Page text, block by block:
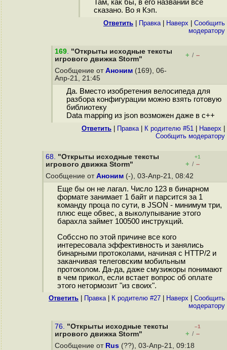
Там, как бы, в его названии все
сказано. Во я Кэп.
Ответить Правка| Наверх
Cообщить
модератору
169. "Открыты исходные тексты
игрового движка Storm"
+ / –
Сообщение от Аноним (169), 06-
Апр-21, 21:45
Да. Вместо изобретения велосипеда для
разбора конфигурации можно взять готовую
библиотеку
Data mapping из json возможен даже в c++
Ответить Правка| К родителю #51 Наверх
Cообщить модератору
68. "Открыты исходные тексты
игрового движка Storm"
+1
+ / –
Сообщение от Аноним (-), 03-Апр-21, 08:42
Еще бы он не лагал. Число 123 в бинарном
формате занимает 1 байт и парсится за 1
команду проца по сути, в JSON - минимум три,
плюс еще обвес, а выколупывание этого
барахла займет 100500 инструкций.
Собссно по этой причине все кого
интересовала эффективность и занялись
бинарными протоколами, начиная с HTTP/2 и
заканчивая телеговским мобильным
протоколом. Да-да, даже смузижоры понимают
в чем прикол, если встает вопрос об оплате
этого нетормозит "из своих".
Ответить Правка| К родителю #27 Наверх
Cообщить
модератору
76. "Открыты исходные тексты
игрового движка Storm"
–1
+ / –
Сообщение от Rus (??), 03-Апр-21, 09:18